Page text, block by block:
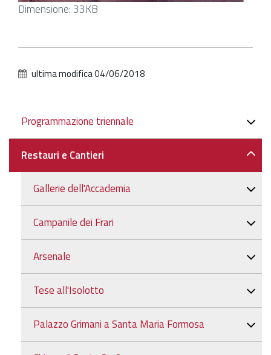
Clicca
alle
Dimensione: 33KB
ultima modifica04/06/2018
Navigazione
Programmazione triennale
Restauri e Cantieri
Gallerie dell'Accademia
Campanile dei Frari
Arsenale
Tese all'Isolotto
Palazzo Grimani a Santa Maria Formosa